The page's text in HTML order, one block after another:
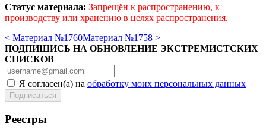
Статус материала: Запрещён к распространению, к
производству или хранению в целях распространения.
< Материал №1760Материал №1758 >
ПОДПИШИСЬ НА ОБНОВЛЕНИЕ ЭКСТРЕМИСТСКИХ
СПИСКОВ
Я согласен(а) на обработку моих персональных данных
Реестры